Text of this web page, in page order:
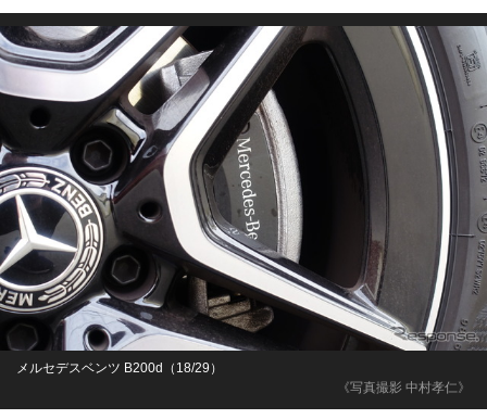
《写真撮影 中村孝仁》
メルセデスベンツ B200d（18/29）